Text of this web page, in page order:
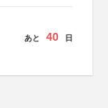
あと 40 日